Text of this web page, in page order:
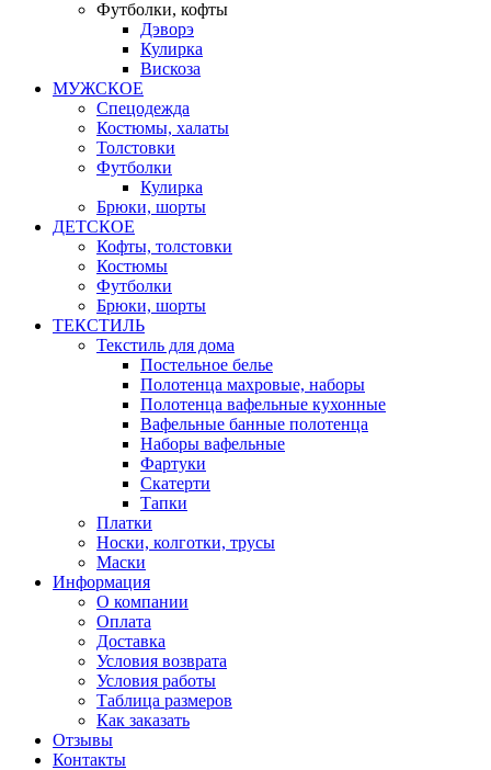
Футболки, кофты
Дэворэ
Кулирка
Вискоза
МУЖСКОЕ
Спецодежда
Костюмы, халаты
Толстовки
Футболки
Кулирка
Брюки, шорты
ДЕТСКОЕ
Кофты, толстовки
Костюмы
Футболки
Брюки, шорты
ТЕКСТИЛЬ
Текстиль для дома
Постельное белье
Полотенца махровые, наборы
Полотенца вафельные кухонные
Вафельные банные полотенца
Наборы вафельные
Фартуки
Скатерти
Тапки
Платки
Носки, колготки, трусы
Маски
Информация
О компании
Оплата
Доставка
Условия возврата
Условия работы
Таблица размеров
Как заказать
Отзывы
Контакты